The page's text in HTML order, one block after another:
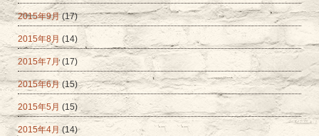
2015年9月(17)
2015年8月 (14)
2015年7月 (17)
2015年6月(15)
2015年5月 (15)
2015年4月(14)